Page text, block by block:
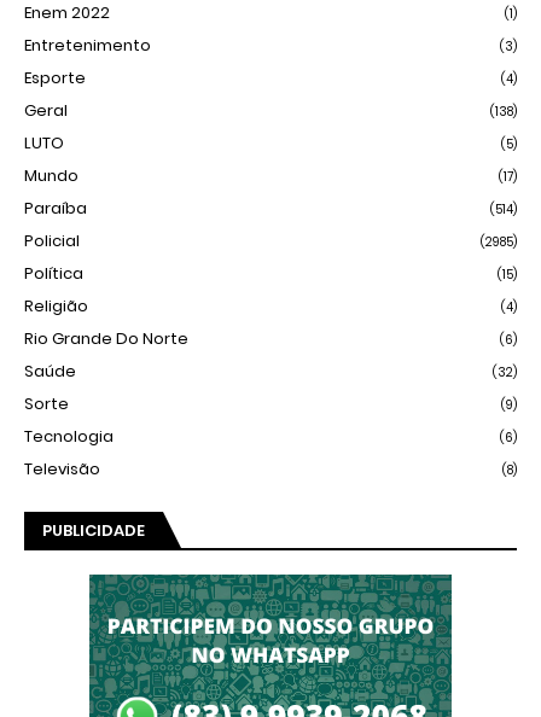
Enem 2022 (1)
Entretenimento (3)
Esporte (4)
Geral (138)
LUTO (5)
Mundo (17)
Paraíba (514)
Policial (2985)
Política (15)
Religião (4)
Rio Grande Do Norte (6)
Saúde (32)
Sorte (9)
Tecnologia (6)
Televisão (8)
PUBLICIDADE